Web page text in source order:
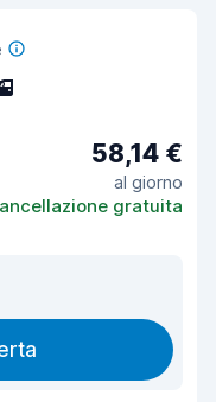
58,14 €
al giorno
gratuita